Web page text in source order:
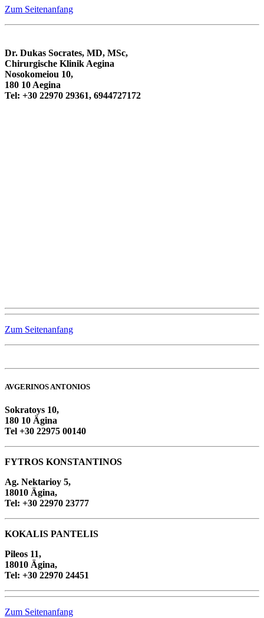
Zum Seitenanfang
Dr. Dukas Socrates, MD, MSc,
Chirurgische Klinik Aegina
Nosokomeiou 10,
180 10 Aegina
Tel: +30 22970 29361, 6944727172
Zum Seitenanfang
AVGERINOS ANTONIOS
Sokratoys 10,
180 10 Ägina
Tel +30 22975 00140
FYTROS KONSTANTINOS
Ag. Nektarioy 5,
18010 Ägina,
Tel: +30 22970 23777
KOKALIS PANTELIS
Pileos 11,
18010 Ägina,
Tel: +30 22970 24451
Zum Seitenanfang